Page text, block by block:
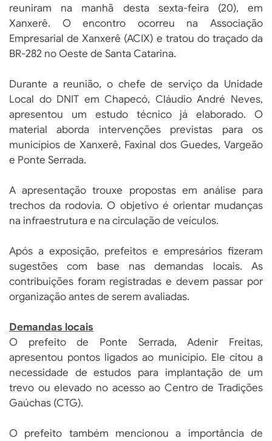
reuniram na manhã desta sexta-feira (20), em
Xanxerê. O encontro ocorreu na Associação
Empresarial de Xanxerê (ACIX) e tratou do traçado da
BR-282 no Oeste de Santa Catarina.
Durante a reunião, o chefe de serviço da Unidade
Local do DNIT em Chapecó, Cláudio André Neves,
apresentou um estudo técnico já elaborado. O
material aborda intervenções previstas para os
municípios de Xanxerê, Faxinal dos Guedes, Vargeão
e Ponte Serrada.
A apresentação trouxe propostas em análise para
trechos da rodovia. O objetivo é orientar mudanças
na infraestrutura e na circulação de veículos.
Após a exposição, prefeitos e empresários fizeram
sugestões com base nas demandas locais. As
contribuições foram registradas e devem passar por
organização antes de serem avaliadas.
Demandas locais
O prefeito de Ponte Serrada, Adenir Freitas,
apresentou pontos ligados ao município. Ele citou a
necessidade de estudos para implantação de um
trevo ou elevado no acesso ao Centro de Tradições
Gaúchas (CTG).
O prefeito também mencionou a importância de